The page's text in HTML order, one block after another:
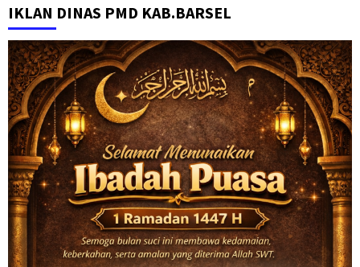
IKLAN DINAS PMD KAB.BARSEL